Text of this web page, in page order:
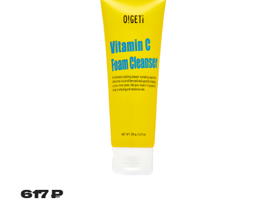
617 ₽